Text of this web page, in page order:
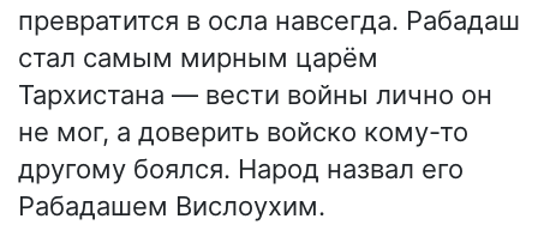
превратится в осла навсегда. Рабадаш
стал самым мирным царём
Тархистана — вести войны лично он
не мог, а доверить войско кому-то
другому боялся. Народ назвал его
Рабадашем Вислоухим.